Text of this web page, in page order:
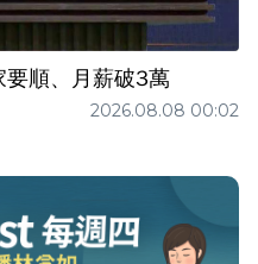
順、月薪破3萬
2026.08.08 00:02